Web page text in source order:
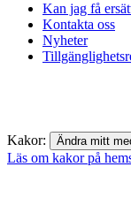
Kan jag få
Kontakta oss
Nyheter
Kakor: Ändra mitt
Läs om kakor på